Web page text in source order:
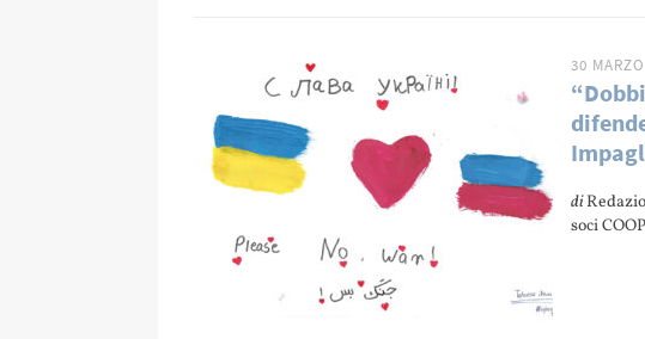
30
di
soci COOP